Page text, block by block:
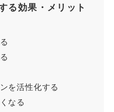
る効果・メリット
を活性化する
なる